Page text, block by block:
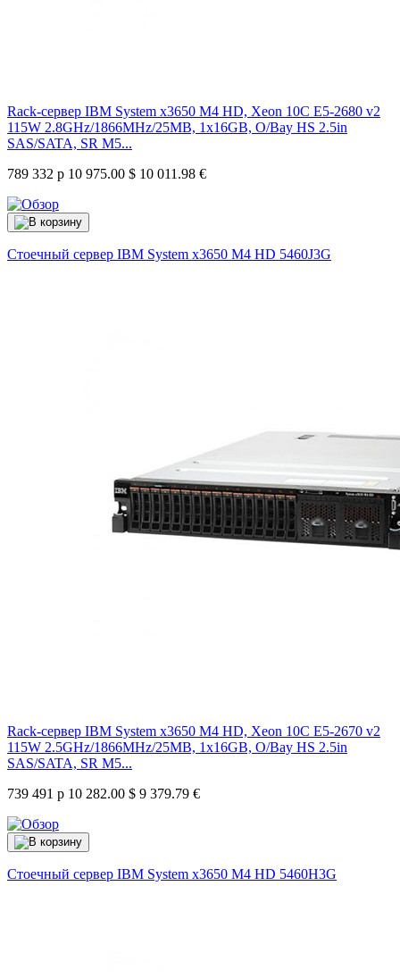
Rack-сервер IBM System x3650 M4 HD, Xeon 10C E5-2680 v2
115W 2.8GHz/1866MHz/25MB, 1x16GB, O/Bay HS 2.5in
SAS/SATA, SR M5...
789 332 р 10 975.00 $ 10 011.98 €
Стоечный сервер IBM System x3650 M4 HD 5460J3G
Rack-сервер IBM System x3650 M4 HD, Xeon 10C E5-2670 v2
115W 2.5GHz/1866MHz/25MB, 1x16GB, O/Bay HS 2.5in
SAS/SATA, SR M5...
739 491 р 10 282.00 $ 9 379.79 €
Стоечный сервер IBM System x3650 M4 HD 5460H3G